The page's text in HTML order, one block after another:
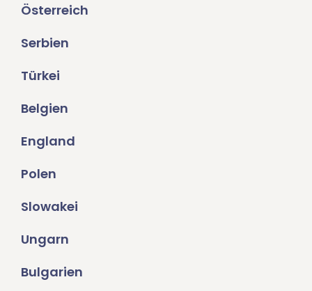
Österreich
Serbien
Türkei
Belgien
England
Polen
Slowakei
Ungarn
Bulgarien